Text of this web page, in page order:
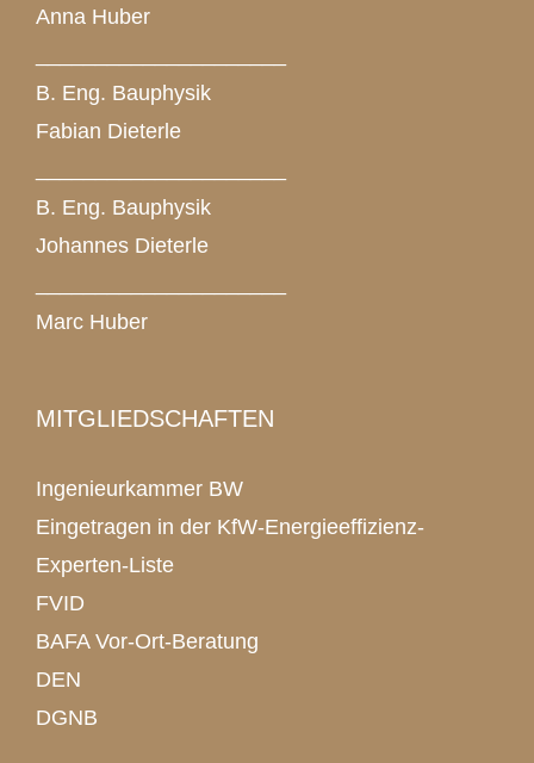
Anna Huber
B. Eng. Bauphysik
Fabian Dieterle
B. Eng. Bauphysik
Johannes Dieterle
Marc Huber
MITGLIEDSCHAFTEN
Ingenieurkammer BW
Eingetragen in der KfW-Energieeffizienz-
Experten-Liste
FVID
BAFA Vor-Ort-Beratung
DEN
DGNB